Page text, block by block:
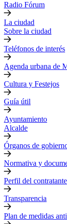
Radio Fórum
La ciudad
Sobre la ciudad
Teléfonos de interés
Agenda urbana de
Cultura y Festejos
Guía útil
Ayuntamiento
Alcalde
Órganos de
Normativa y
Perfil del contratante
Transparencia
Plan de medidas